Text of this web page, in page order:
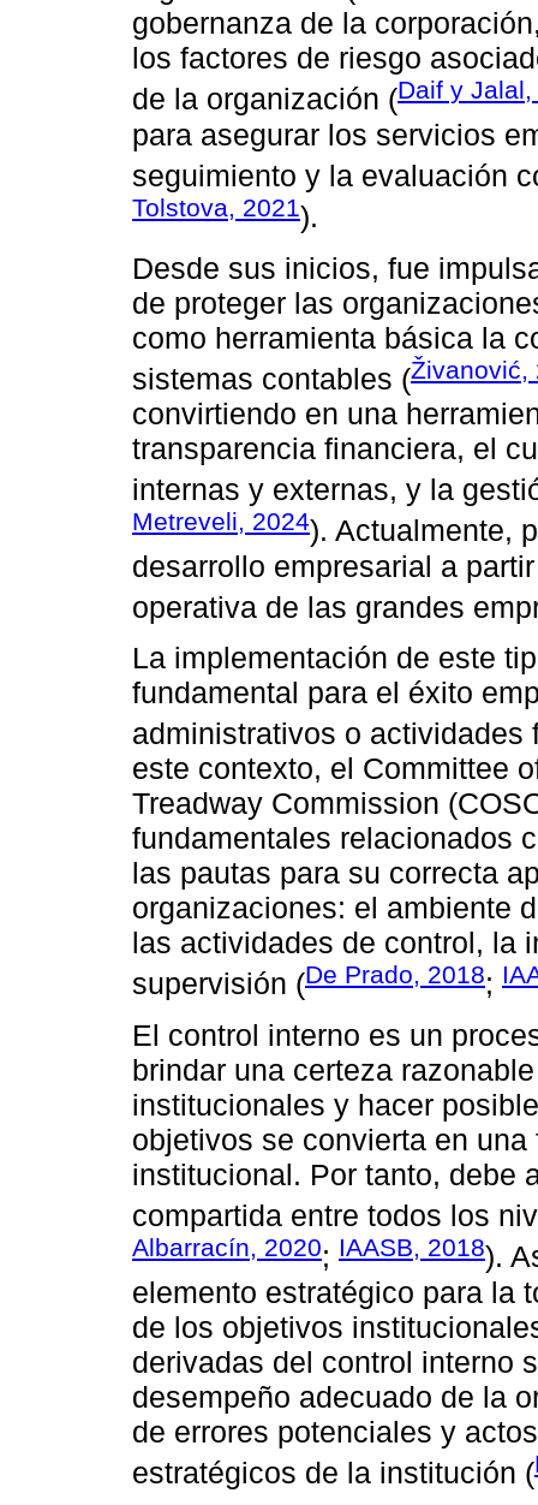
gobernanza de la
los factores de riesgo
de la organización (Daif y
para asegurar los servicios
seguimiento y la evaluación
Tolstova, 2021).
Desde sus inicios, fue
de proteger las
como herramienta básica la
sistemas contables (Živanović,
convirtiendo en una
transparencia financiera, el
internas y externas, y la
Metreveli, 2024). Actualmente,
desarrollo empresarial a
operativa de las grandes
La implementación de este
fundamental para el éxito
administrativos o actividades
este contexto, el Committee
Treadway Commission
fundamentales relacionados
las pautas para su correcta
organizaciones: el ambiente
las actividades de control, la
supervisión (De Prado, 2018;
El control interno es un
brindar una certeza
institucionales y hacer
objetivos se convierta en
institucional. Por tanto, debe
compartida entre todos los
Albarracín, 2020; IAASB, 2018).
elemento estratégico para la
de los objetivos
derivadas del control interno
desempeño adecuado de la
de errores potenciales y
estratégicos de la institución (